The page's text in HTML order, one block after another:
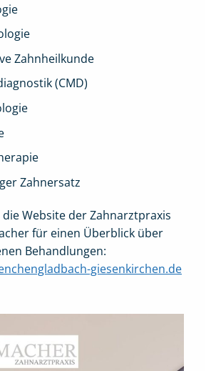
Zahnheilkunde
(CMD)
Zahnersatz
die Website der Zahnarztpraxis
für einen Überblick über
Behandlungen:
giesenkirchen.de